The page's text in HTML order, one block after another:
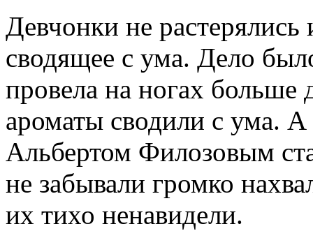
Девчонки не растерялись
сводящее с ума. Дело
провела на ногах больше
ароматы сводили с ума.
Альбертом Филозовым
не забывали громко
их тихо ненавидели.